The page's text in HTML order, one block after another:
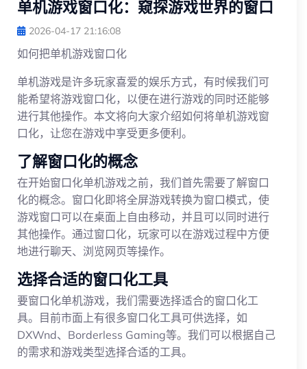
单机游戏窗口化：窥探游戏世界的窗口
2026-04-17 21:16:08
如何把单机游戏窗口化
单机游戏是许多玩家喜爱的娱乐方式，有时候我们可
能希望将游戏窗口化，以便在进行游戏的同时还能够
进行其他操作。本文将向大家介绍如何将单机游戏窗
口化，让您在游戏中享受更多便利。
了解窗口化的概念
在开始窗口化单机游戏之前，我们首先需要了解窗口
化的概念。窗口化即将全屏游戏转换为窗口模式，使
游戏窗口可以在桌面上自由移动，并且可以同时进行
其他操作。通过窗口化，玩家可以在游戏过程中方便
地进行聊天、浏览网页等操作。
选择合适的窗口化工具
要窗口化单机游戏，我们需要选择适合的窗口化工
具。目前市面上有很多窗口化工具可供选择，如
DXWnd、Borderless Gaming等。我们可以根据自己
的需求和游戏类型选择合适的工具。